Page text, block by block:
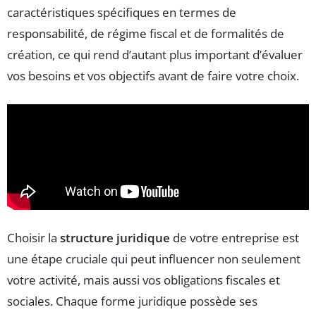
caractéristiques spécifiques en termes de
responsabilité, de régime fiscal et de formalités de
création, ce qui rend d’autant plus important d’évaluer
vos besoins et vos objectifs avant de faire votre choix.
Choisir la structure juridique de votre entreprise est
une étape cruciale qui peut influencer non seulement
votre activité, mais aussi vos obligations fiscales et
sociales. Chaque forme juridique possède ses